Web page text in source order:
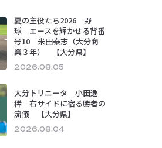
夏の主役たち2026 野
球 エースを輝かせる背番
号10 米田泰志（大分商
業３年） 【大分県】
2026.08.05
大分トリニータ 小田逸
稀 右サイドに宿る勝者の
流儀 【大分県】
2026.08.04